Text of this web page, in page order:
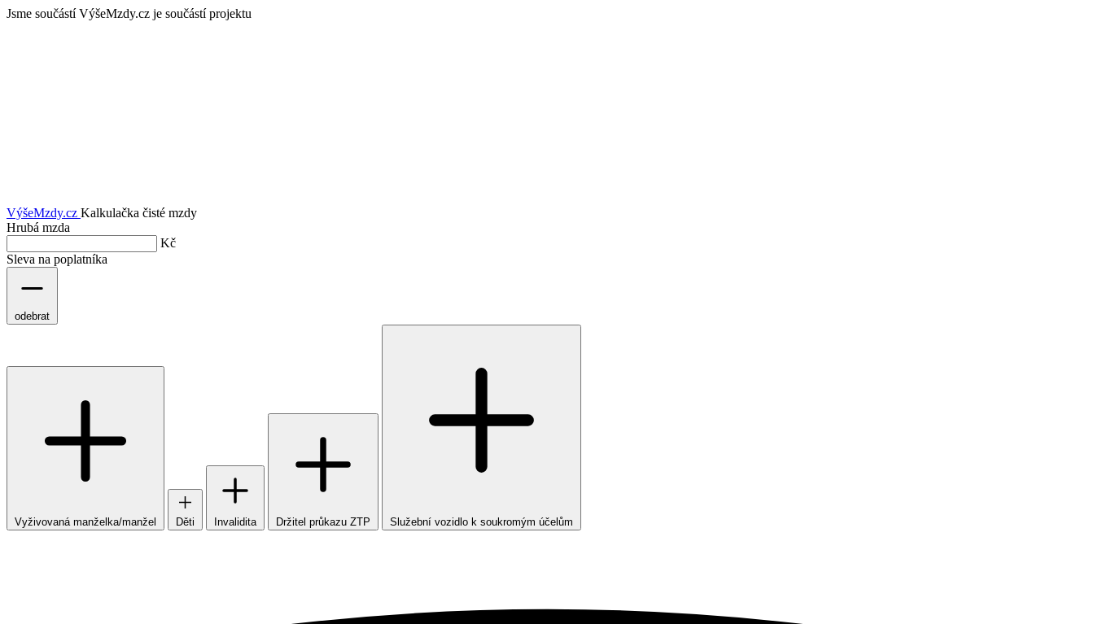
Jsme součástí VýšeMzdy.cz je součástí projektu
VýšeMzdy.cz Kalkulačka čisté mzdy
Hrubá mzda
Kč
Sleva na poplatníka
odebrat
Vyživovaná manželka/manžel Děti Invalidita Držitel průkazu ZTP Služební vozidlo k soukromým účelům